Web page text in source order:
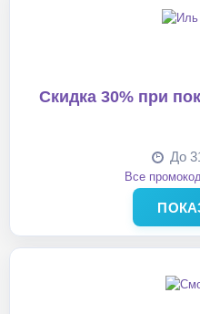
Скидка 30% при
До
Все